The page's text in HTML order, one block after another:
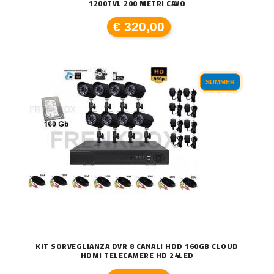
1200TVL 200 METRI CAVO
€ 320,00
SUMMER
KIT SORVEGLIANZA DVR 8 CANALI HDD 160GB CLOUD
HDMI TELECAMERE HD 24LED